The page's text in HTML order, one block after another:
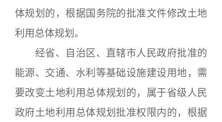
体规划的，根据国务院的批准文件修改土地
利用总体规划。
经省、自治区、直辖市人民政府批准的
能源、交通、水利等基础设施建设用地，需
要改变土地利用总体规划的，属于省级人民
政府土地利用总体规划批准权限内的，根据